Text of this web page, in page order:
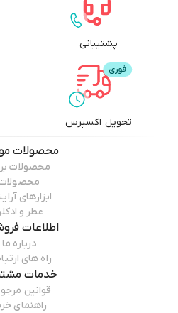
پشتیبانی
تحویل اکسپرس
محصولات
محصولات
ابزارهای
عطر و
اطلاعات
درباره ما
راه های
خدمات
قوانین
راهنمای